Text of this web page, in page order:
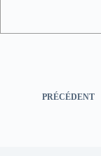
PRÉCÉDENT